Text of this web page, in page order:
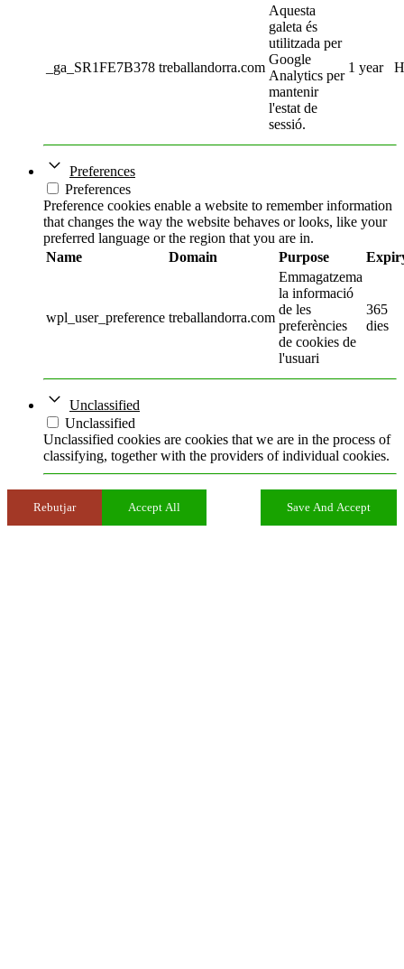
_ga_SR1FE7B378 treballandorra.com
Aquesta
galeta és
utilitzada per
Google
Analytics per
mantenir
l'estat de
sessió.
1 year
Preferences
Preferences
Preference cookies enable a website to remember information
that changes the way the website behaves or looks, like your
preferred language or the region that you are in.
Name
Domain Purpose
wpl_user_preference treballandorra.com
Emmagatzema
la informació
de les
preferències
de cookies de
l'usuari
365
dies
Unclassified
Unclassified
Unclassified cookies are cookies that we are in the process of
classifying, together with the providers of individual cookies.
Rebutjar Accept All Save And Accept